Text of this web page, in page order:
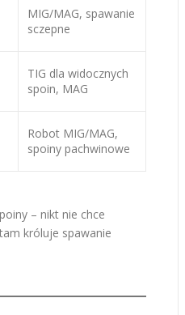
MIG/MAG, spawanie
sczepne
TIG dla widocznych
spoin, MAG
Robot MIG/MAG,
spoiny pachwinowe
– nikt nie chce
króluje spawanie